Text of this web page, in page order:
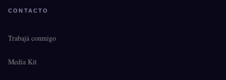
CONTACTO
Trabajá conmigo
Media Kit